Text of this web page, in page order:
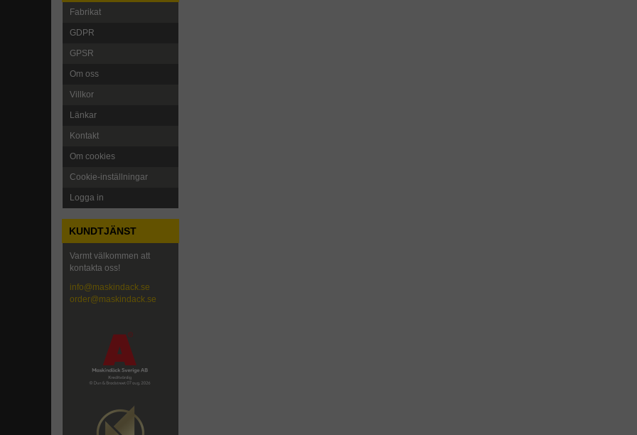
Fabrikat
GDPR
GPSR
Om oss
Villkor
Länkar
Kontakt
Om cookies
Cookie-inställningar
Logga in
KUNDTJÄNST
Varmt välkommen att
kontakta oss!
info@maskindack.se
order@maskindack.se